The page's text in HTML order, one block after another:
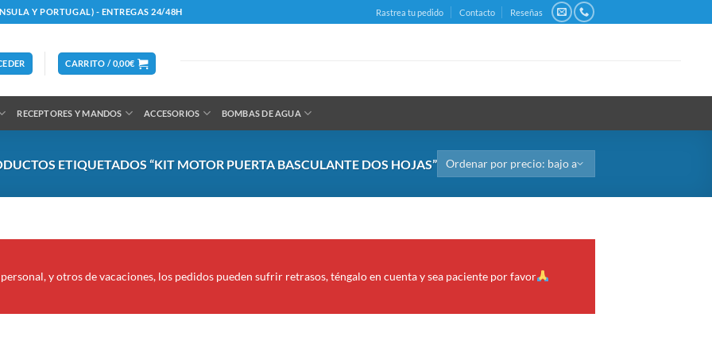
Y PORTUGAL) - ENTREGAS 24/48H Rastrea tu pedido Contacto Reseñas
CARRITO /0,00€
RECEPTORES Y MANDOS ACCESORIOS BOMBAS DE AGUA
ETIQUETADOS “KIT MOTOR PUERTA BASCULANTE DOS HOJAS”
y otros de vacaciones, los pedidos pueden sufrir retrasos, téngalo en cuenta y sea paciente por favor